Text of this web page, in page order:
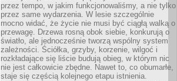
przez tempo, w jakim funkcjonowaliśmy, a nie tylko
przez same wydarzenia. W lesie szczególnie
mocno widać, że życie nie musi być ciągłą walką o
przewagę. Drzewa rosną obok siebie, konkurują o
światło, ale jednocześnie tworzą wspólny system
zależności. Ściółka, grzyby, korzenie, wilgoć i
rozkładające się liście budują obieg, w którym nic
nie jest całkowicie zbędne. Nawet to, co obumarłe,
staje się częścią kolejnego etapu istnienia.